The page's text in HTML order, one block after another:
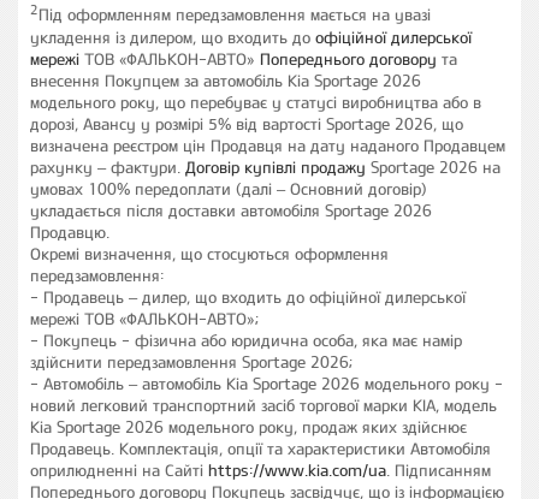
2Під оформленням передзамовлення мається на увазі
укладення із дилером, що входить до офіційної дилерської
мережі ТОВ «ФАЛЬКОН-АВТО» Попереднього договору та
внесення Покупцем за автомобіль Кіа Sportage 2026
модельного року, що перебуває у статусі виробництва або в
дорозі, Авансу у розмірі 5% від вартості Sportage 2026, що
визначена реєстром цін Продавця на дату наданого Продавцем
рахунку – фактури. Договір купівлі продажу Sportage 2026 на
умовах 100% передоплати (далі – Основний договір)
укладається після доставки автомобіля Sportage 2026
Продавцю.
Окремі визначення, що стосуються оформлення
передзамовлення:
- Продавець – дилер, що входить до офіційної дилерської
мережі ТОВ «ФАЛЬКОН-АВТО»;
- Покупець - фізична або юридична особа, яка має намір
здійснити передзамовлення Sportage 2026;
- Автомобіль – автомобіль Кіа Sportage 2026 модельного року -
новий легковий транспортний засіб торгової марки КІА, модель
Кіа Sportage 2026 модельного року, продаж яких здійснює
Продавець. Комплектація, опції та характеристики Автомобіля
оприлюдненні на Сайті https://www.kia.com/ua . Підписанням
Попереднього договору Покупець засвідчує, що із інформацією